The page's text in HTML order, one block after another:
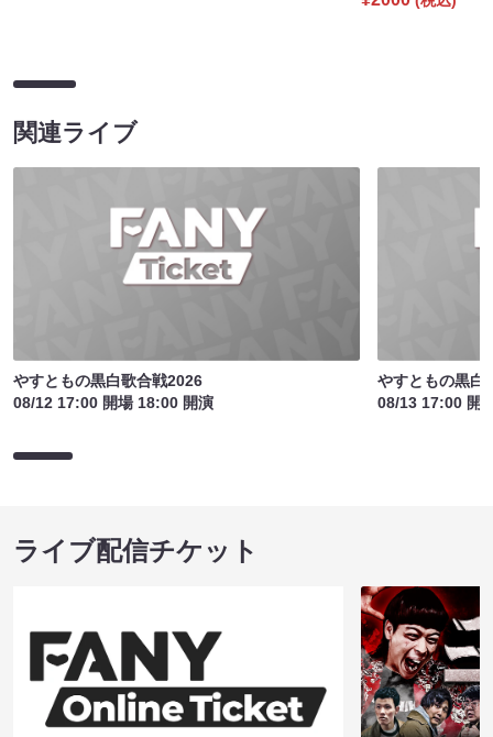
関連ライブ
やすともの黒白歌合戦2026
08/12 17:00 開場 18:00 開演
やすともの黒白
08/13 17:00 開
ライブ配信チケット